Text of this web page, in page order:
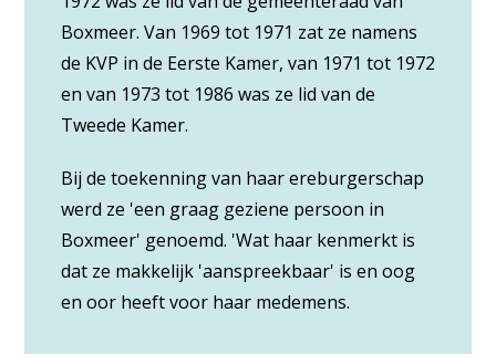
Boxmeer. Van 1969 tot 1971 zat ze namens
de KVP in de Eerste Kamer, van 1971 tot 1972
en van 1973 tot 1986 was ze lid van de
Tweede Kamer.
Bij de toekenning van haar ereburgerschap
werd ze 'een graag geziene persoon in
Boxmeer' genoemd. 'Wat haar kenmerkt is
dat ze makkelijk 'aanspreekbaar' is en oog
en oor heeft voor haar medemens.